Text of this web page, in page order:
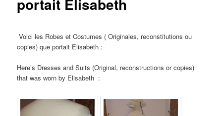
portait Elisabeth
Voici les Robes et Costumes ( Originales, reconstitutions ou
copies) que portait Elisabeth :
Here’s Dresses and Suits (Original, reconstructions or copies)
that was worn by Elisabeth :